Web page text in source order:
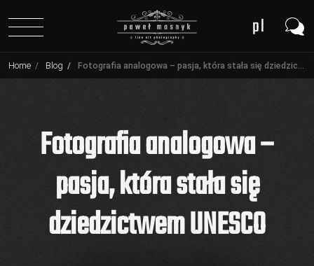
pl
en
Home Blog Fotografia analogowa – pasja, która stała się dziedzictwem UNESCO
Fotografia analogowa –
pasja, która stała się
dziedzictwem UNESCO